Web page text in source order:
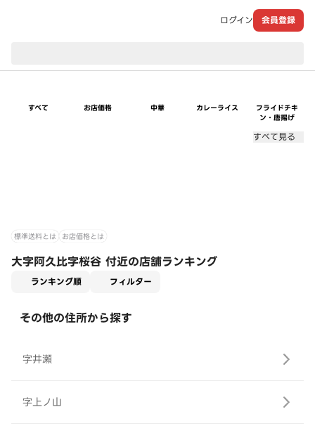
ログイン 会員登録
すべて お店価格 中華 カレーライス
フライドチキ
ン・唐揚げ
すべて見る
標準送料とは お店価格とは
大字阿久比字桜谷 付近の店舗ランキング
ランキング順 フィルター
その他の住所から探す
字井瀬
字上ノ山